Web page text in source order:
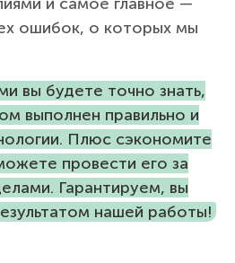
ошибок, о которых мы
вы будете точно знать,
выполнен правильно и
Плюс сэкономите
провести его за
Гарантируем, вы
нашей работы!